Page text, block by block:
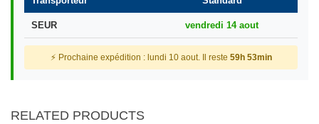
SEUR vendredi 14 aout
⚡ Prochaine expédition : lundi 10 aout. Il reste 59h 53min
RELATED PRODUCTS